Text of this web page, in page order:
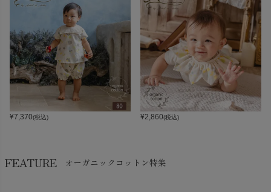
¥7,370(税込) ¥2,860(税込)
FEATURE オーガニックコットン特集